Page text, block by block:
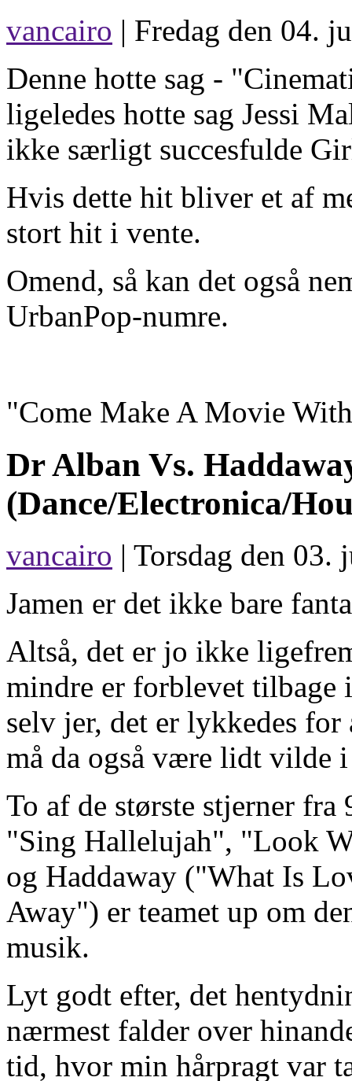
vancairo | Fredag den 04.
Denne hotte sag -
ligeledes hotte sag Jessi
ikke særligt succesfulde
Hvis dette hit bliver et af
stort hit i vente.
Omend, så kan det også
UrbanPop-numre.
"Come Make A Movie
Dr Alban Vs.
(Dance/Electronica/
vancairo | Torsdag den
Jamen er det ikke bare
Altså, det er jo ikke
mindre er forblevet tilbage
selv jer, det er lykkedes
må da også være lidt vilde i
To af de største stjerner
"Sing Hallelujah", "Look
og Haddaway ("What Is
Away") er teamet up om
musik.
Lyt godt efter, det
nærmest falder over
tid, hvor min hårpragt var